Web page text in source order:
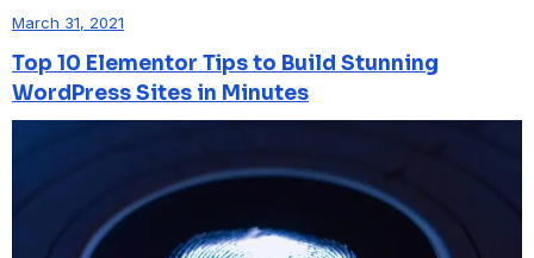
March 31, 2021
Top 10 Elementor Tips to Build Stunning
WordPress Sites in Minutes